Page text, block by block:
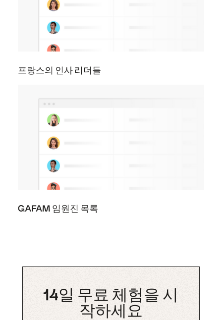
프랑스의 인사 리더들
GAFAM 임원진 목록
14일 무료 체험을 시
작하세요